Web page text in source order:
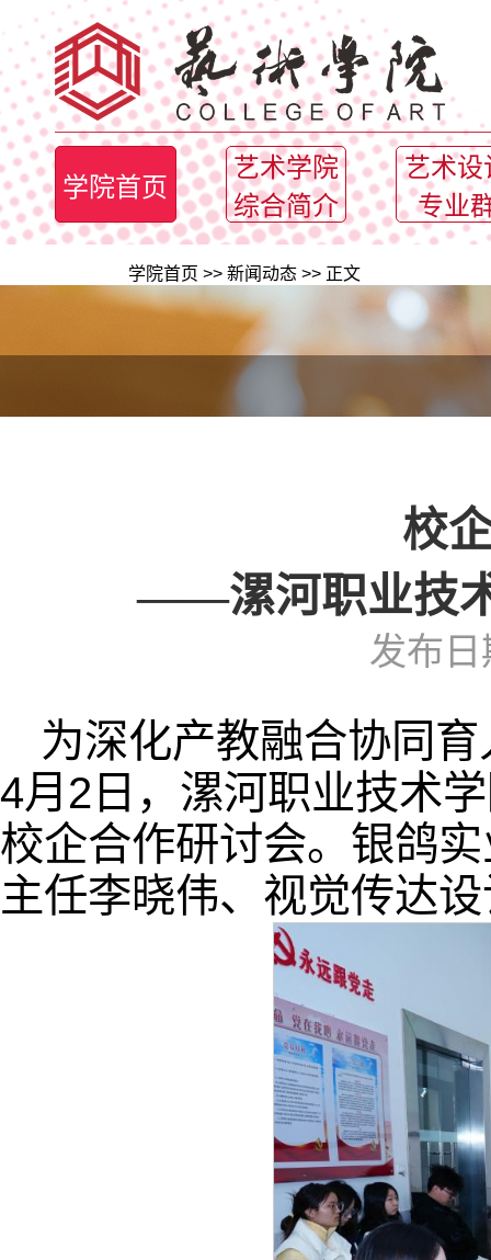
学院首页
艺术学院
综合简介
艺术设
专业
学院首页 >> 新闻动态 >> 正文
校
——漯河职业技
发布
为深化产教融合协同
4月2日，漯河职业技术
校企合作研讨会。银鸽
主任李晓伟、视觉传达